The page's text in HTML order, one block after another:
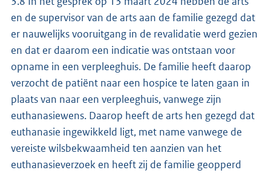
en de supervisor van de arts aan de familie gezegd dat
er nauwelijks vooruitgang in de revalidatie werd gezien
en dat er daarom een indicatie was ontstaan voor
opname in een verpleeghuis. De familie heeft daarop
verzocht de patiënt naar een hospice te laten gaan in
plaats van naar een verpleeghuis, vanwege zijn
euthanasiewens. Daarop heeft de arts hen gezegd dat
euthanasie ingewikkeld ligt, met name vanwege de
vereiste wilsbekwaamheid ten aanzien van het
euthanasieverzoek en heeft zij de familie geopperd